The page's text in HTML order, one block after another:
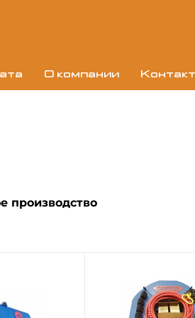
О компании
производство